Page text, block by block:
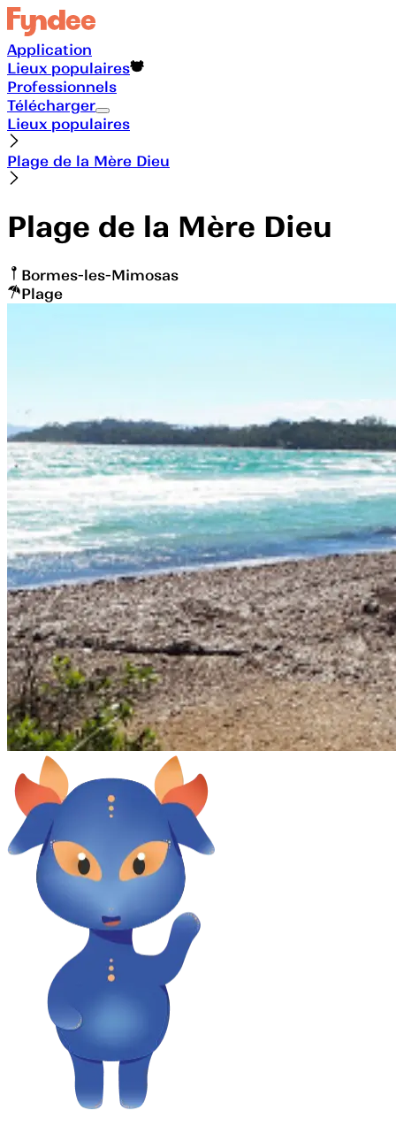
Application
Lieux populaires
Professionnels
Télécharger
Lieux populaires
Plage de la Mère Dieu
Plage de la Mère Dieu
Bormes-les-Mimosas
Plage